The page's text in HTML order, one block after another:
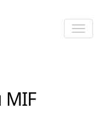
MIF